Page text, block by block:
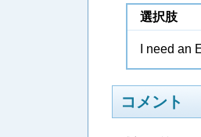
選択肢
I need an
コメント